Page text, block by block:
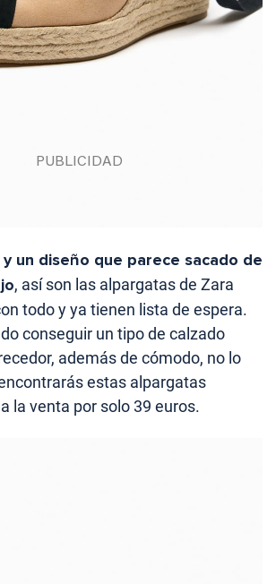
un diseño que parece sacado de
, así son las alpargatas de Zara
todo y ya tienen lista de espera.
conseguir un tipo de calzado
además de cómodo, no lo
estas alpargatas
la venta por solo 39 euros.